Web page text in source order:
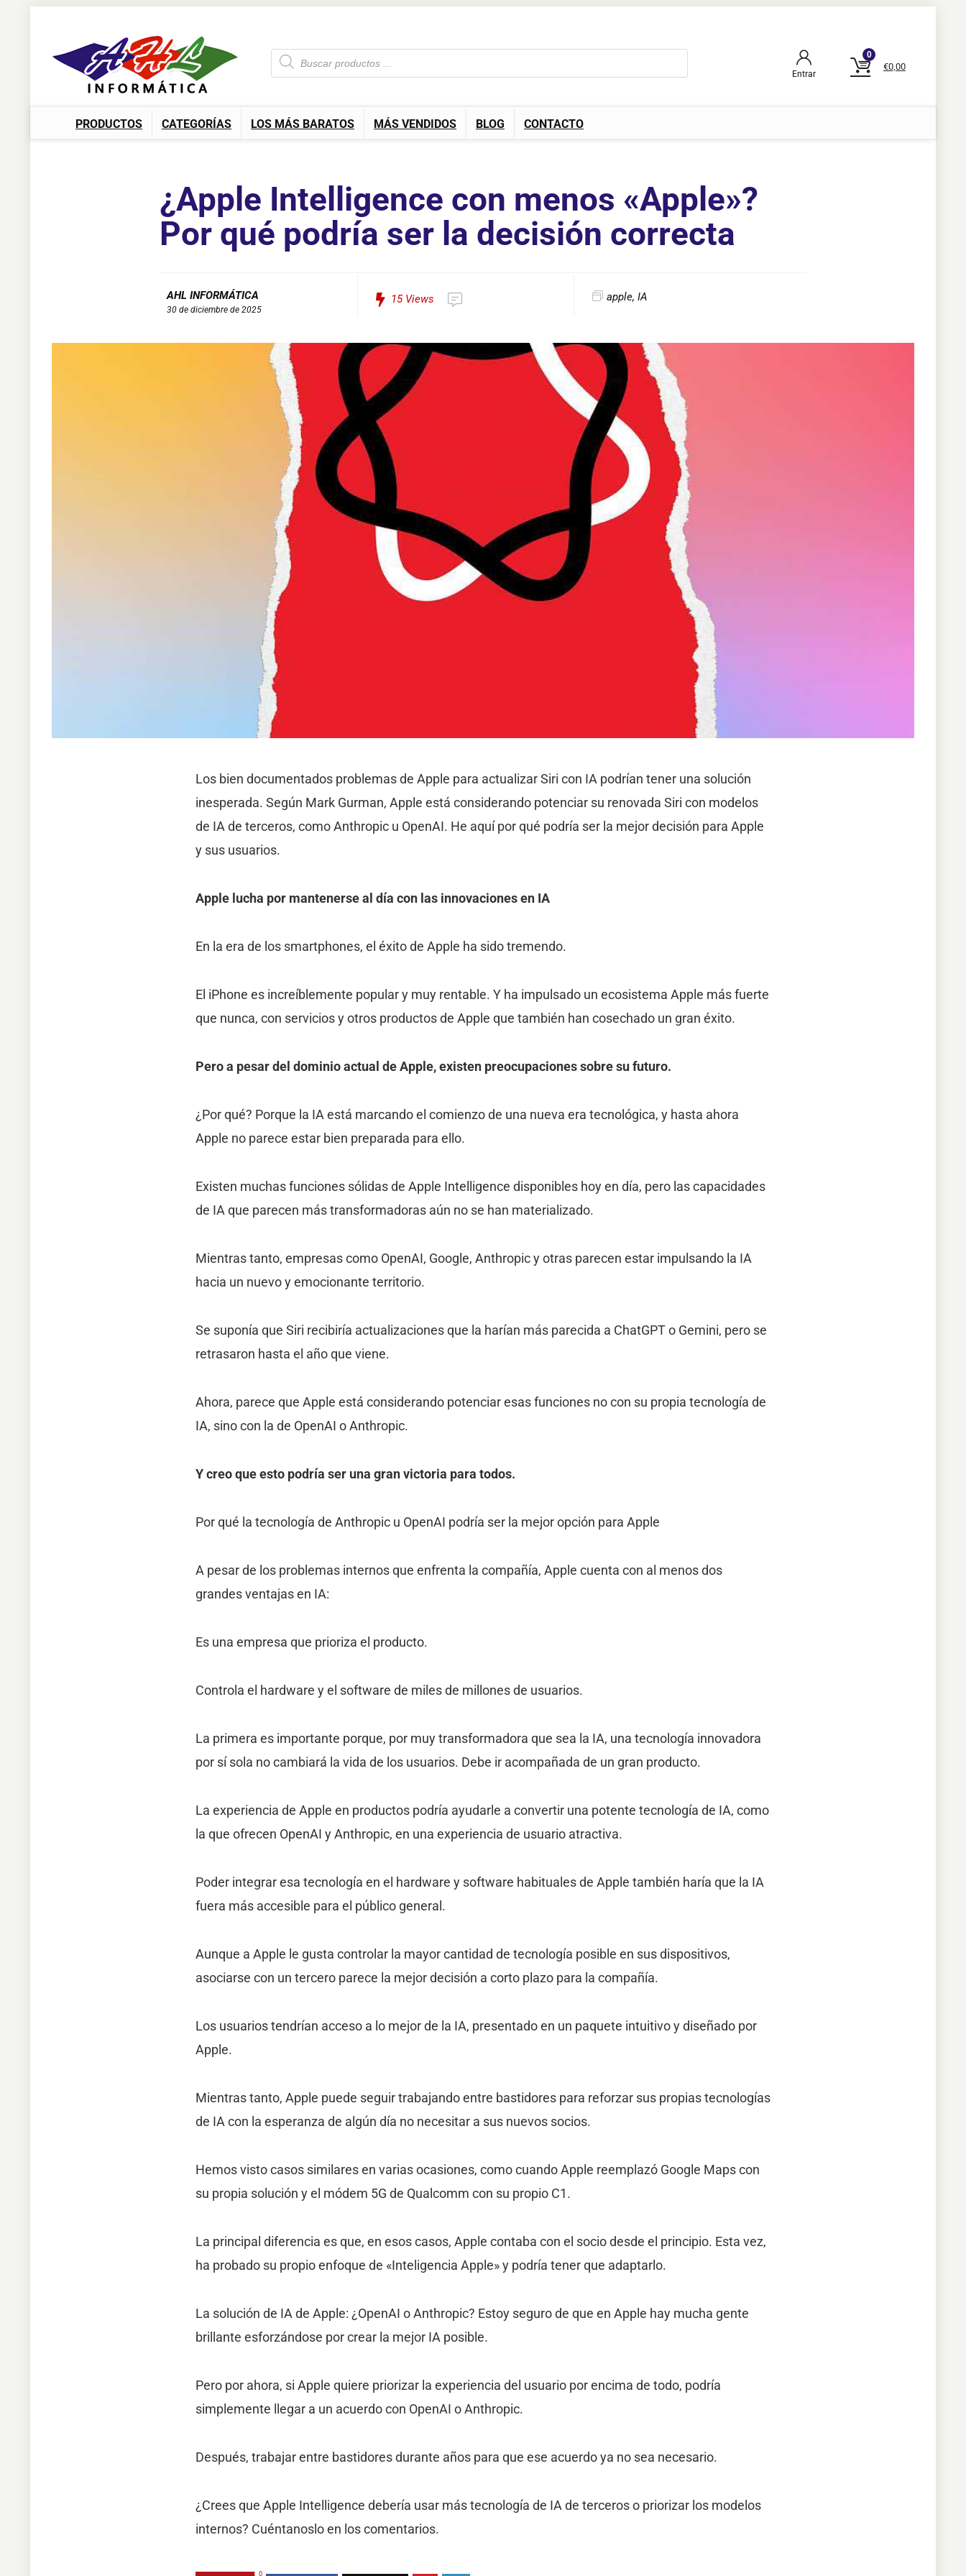
Entrar
0
€0,00
PRODUCTOS CATEGORÍAS LOS MÁS BARATOS MÁS VENDIDOS BLOG CONTACTO
¿Apple Intelligence con menos «Apple»?
Por qué podría ser la decisión correcta
AHL INFORMÁTICA
30 de diciembre de 2025
15Views apple, IA
Los bien documentados problemas de Apple para actualizar Siri con IA podrían tener una solución
inesperada. Según Mark Gurman, Apple está considerando potenciar su renovada Siri con modelos
de IA de terceros, como Anthropic u OpenAI. He aquí por qué podría ser la mejor decisión para Apple
y sus usuarios.
Apple lucha por mantenerse al día con las innovaciones en IA
En la era de los smartphones, el éxito de Apple ha sido tremendo.
El iPhone es increíblemente popular y muy rentable. Y ha impulsado un ecosistema Apple más fuerte
que nunca, con servicios y otros productos de Apple que también han cosechado un gran éxito.
Pero a pesar del dominio actual de Apple, existen preocupaciones sobre su futuro.
¿Por qué? Porque la IA está marcando el comienzo de una nueva era tecnológica, y hasta ahora
Apple no parece estar bien preparada para ello.
Existen muchas funciones sólidas de Apple Intelligence disponibles hoy en día, pero las capacidades
de IA que parecen más transformadoras aún no se han materializado.
Mientras tanto, empresas como OpenAI, Google, Anthropic y otras parecen estar impulsando la IA
hacia un nuevo y emocionante territorio.
Se suponía que Siri recibiría actualizaciones que la harían más parecida a ChatGPT o Gemini, pero se
retrasaron hasta el año que viene.
Ahora, parece que Apple está considerando potenciar esas funciones no con su propia tecnología de
IA, sino con la de OpenAI o Anthropic.
Y creo que esto podría ser una gran victoria para todos.
Por qué la tecnología de Anthropic u OpenAI podría ser la mejor opción para Apple
A pesar de los problemas internos que enfrenta la compañía, Apple cuenta con al menos dos
grandes ventajas en IA:
Es una empresa que prioriza el producto.
Controla el hardware y el software de miles de millones de usuarios.
La primera es importante porque, por muy transformadora que sea la IA, una tecnología innovadora
por sí sola no cambiará la vida de los usuarios. Debe ir acompañada de un gran producto.
La experiencia de Apple en productos podría ayudarle a convertir una potente tecnología de IA, como
la que ofrecen OpenAI y Anthropic, en una experiencia de usuario atractiva.
Poder integrar esa tecnología en el hardware y software habituales de Apple también haría que la IA
fuera más accesible para el público general.
Aunque a Apple le gusta controlar la mayor cantidad de tecnología posible en sus dispositivos,
asociarse con un tercero parece la mejor decisión a corto plazo para la compañía.
Los usuarios tendrían acceso a lo mejor de la IA, presentado en un paquete intuitivo y diseñado por
Apple.
Mientras tanto, Apple puede seguir trabajando entre bastidores para reforzar sus propias tecnologías
de IA con la esperanza de algún día no necesitar a sus nuevos socios.
Hemos visto casos similares en varias ocasiones, como cuando Apple reemplazó Google Maps con
su propia solución y el módem 5G de Qualcomm con su propio C1.
La principal diferencia es que, en esos casos, Apple contaba con el socio desde el principio. Esta vez,
ha probado su propio enfoque de «Inteligencia Apple» y podría tener que adaptarlo.
La solución de IA de Apple: ¿OpenAI o Anthropic? Estoy seguro de que en Apple hay mucha gente
brillante esforzándose por crear la mejor IA posible.
Pero por ahora, si Apple quiere priorizar la experiencia del usuario por encima de todo, podría
simplemente llegar a un acuerdo con OpenAI o Anthropic.
Después, trabajar entre bastidores durante años para que ese acuerdo ya no sea necesario.
¿Crees que Apple Intelligence debería usar más tecnología de IA de terceros o priorizar los modelos
internos? Cuéntanoslo en los comentarios.
0